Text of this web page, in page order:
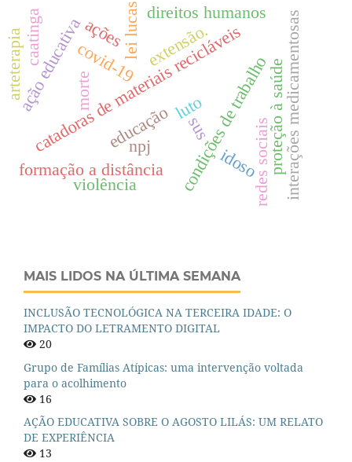
catadoras de materiais recicláveis
condições de trabalho
covid-19
formação a distância idosoproteção à saúde
ação educativa interações medicamentosas
redes sociais
educação
morte luto
direitos humanos
npj
arteterapia lei lucas
violência
extensão.
ações
sus
caatinga
MAIS LIDOS NA ÚLTIMA SEMANA
INCLUSÃO TECNOLÓGICA NA TERCEIRA IDADE: O
IMPACTO DO LETRAMENTO DIGITAL
20
Grupo de Famílias Atípicas: uma intervenção voltada
para o acolhimento
16
AÇÃO EDUCATIVA SOBRE O AGOSTO LILÁS: UM RELATO
DE EXPERIÊNCIA
13